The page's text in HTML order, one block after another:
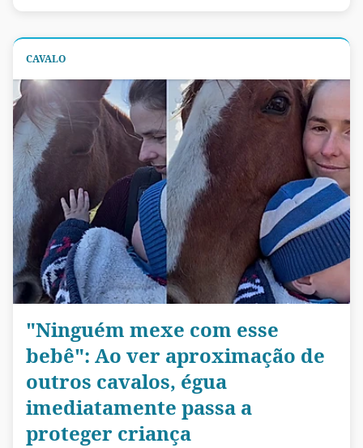
CAVALO
"Ninguém mexe com esse
bebê": Ao ver aproximação de
outros cavalos, égua
imediatamente passa a
proteger criança